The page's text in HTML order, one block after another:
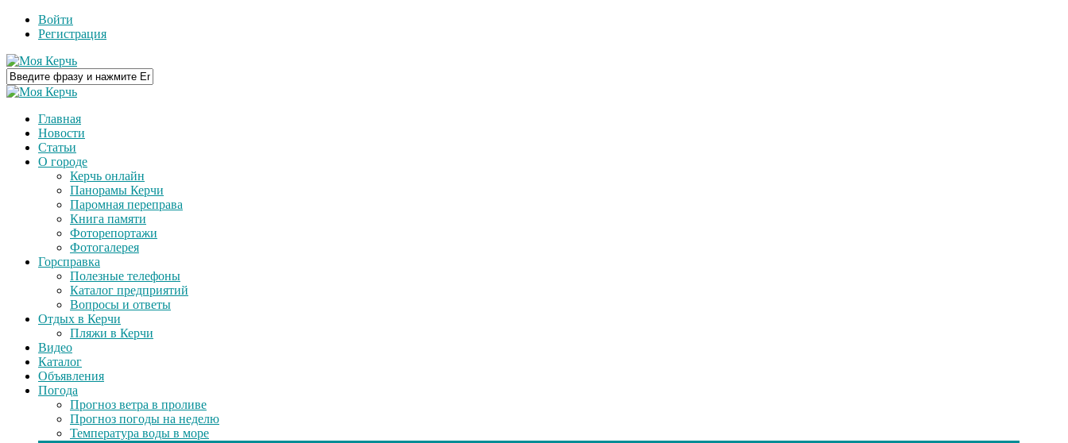
Войти
Регистрация
Главная
Новости
Статьи
О городе
Керчь онлайн
Панорамы Керчи
Паромная переправа
Книга памяти
Фоторепортажи
Фотогалерея
Горсправка
Полезные телефоны
Каталог предприятий
Вопросы и ответы
Отдых в Керчи
Пляжи в Керчи
Видео
Каталог
Объявления
Погода
Прогноз ветра в проливе
Прогноз погоды на неделю
Температура воды в море